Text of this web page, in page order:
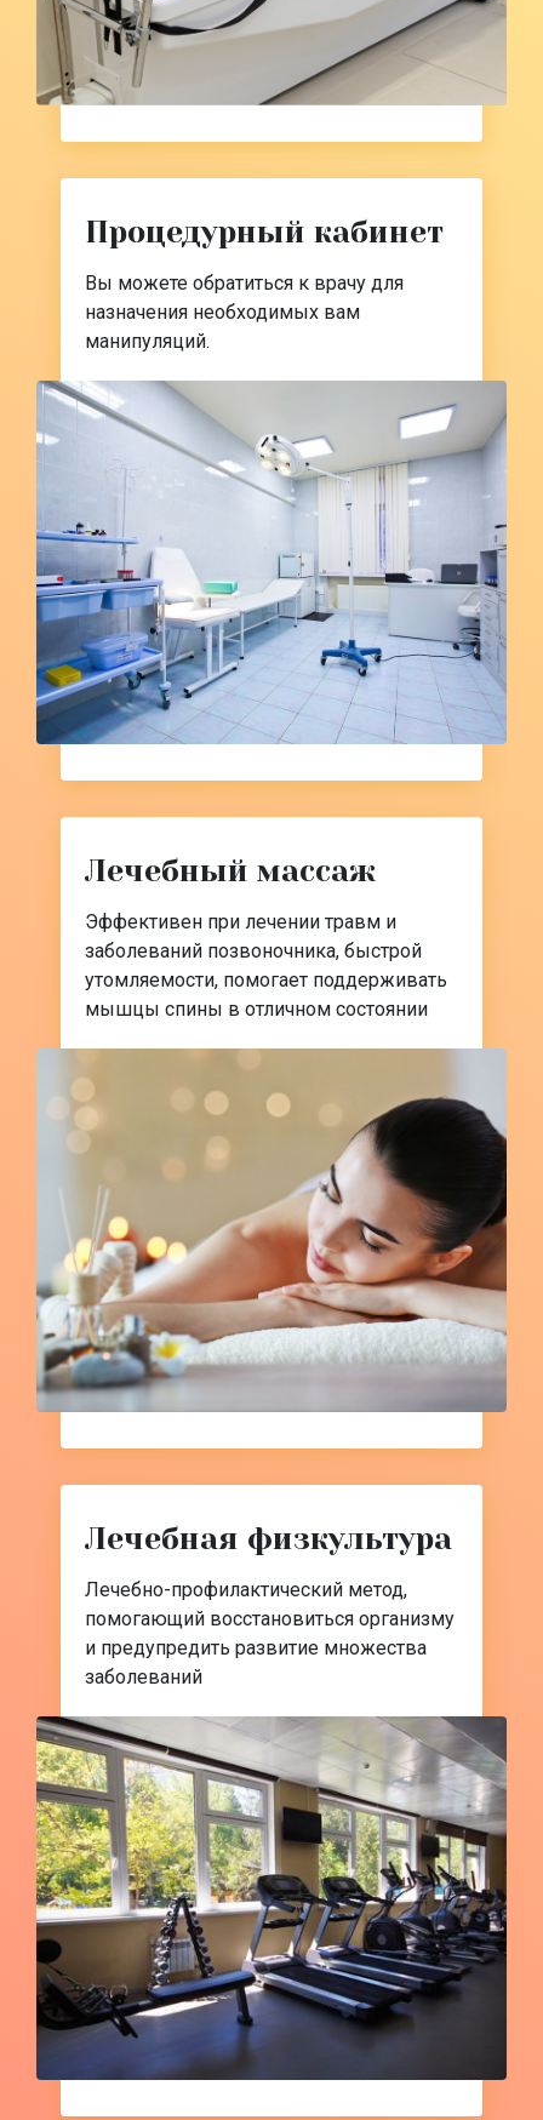
Процедурный кабинет
Вы можете обратиться к врачу для
назначения необходимых вам
манипуляций.
Лечебный массаж
Эффективен при лечении травм и
заболеваний позвоночника, быстрой
утомляемости, помогает поддерживать
мышцы спины в отличном состоянии
Лечебная физкультура
Лечебно-профилактический метод,
помогающий восстановиться организму
и предупредить развитие множества
заболеваний